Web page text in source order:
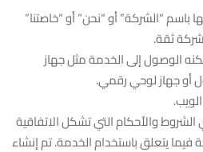
باسم “الشركة” أو “نحن” أو “خاصتنا”
ثقة.
الوصول إلى الخدمة مثل جهاز
أو جهاز لوحي رقمي.
الشروط والأحكام التي تشكل الاتفاقية
فيما يتعلق باستخدام الخدمة. تم إنشاء